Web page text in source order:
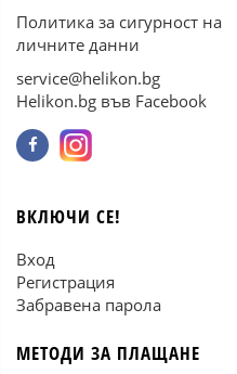
Политика за сигурност на
личните данни
service@helikon.bg
Helikon.bg във Facebook
ВКЛЮЧИ СЕ!
Вход
Регистрация
Забравена парола
МЕТОДИ ЗА ПЛАЩАНЕ